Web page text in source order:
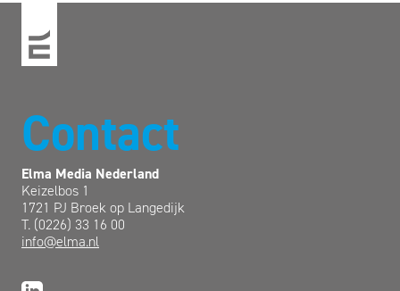
Contact
Elma Media Nederland
Keizelbos 1
1721 PJ Broek op Langedijk
T. (0226) 33 16 00
info@elma.nl